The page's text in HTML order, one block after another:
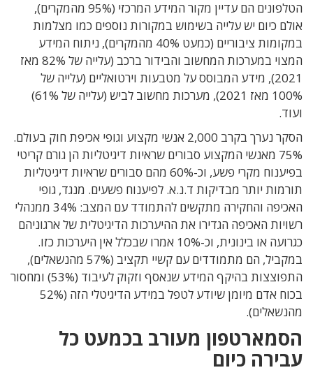
הטלפונים הם עדיין מקור המידע המרכזי (95% מהמקרים),
אולם כיום יש עלייה בשימוש במקורות נוספים כמו מצלמות
במקומות ציבוריים (כמעט 40% מהמקרים), ניתוח המידע
המצוי במערכות המחשוב והבידור ברכב (עלייה של 82% מאז
2021), מידע המבוסס על מטבעות וירטואליים (עלייה של
100% מאז 2021), מערכות מחשוב לביש (עלייה של 61%)
ועוד.
הסקר נערך בקרב 2,000 אנשי מקצוע וגופי אכיפת חוק בעולם.
75% מאנשי המקצוע סבורים שראיות דיגיטליות הן גורם קריטי
בפיענוח מקרי פשע, וכ-60% מהם סבורים שראיות דיגיטליות
תורמות יותר מבדיקות ד.נ.א. לפיענוח פשעים. מנגד, גופי
האכיפה והחקירה מתקשים להתמודד עם המצב: 34% ממנהלי
רשויות האכיפה הגדירו את ההיערכות הדיגיטלית של ארגוניהם
כגרועה או בינונית, וכ-10% אמרו שבכלל אין היערכות כזו.
במקביל, הם מתמודדים עם קשיי תקציב (57% מהנשאלים),
התפוצצות בהיקף המידע שנאסף וזקוק לעיבוד (53%) ומחסור
בכוח אדם מיומן שיודע לטפל במידע הדיגיטלי הזה (52%
מהנשאלים).
הסמארטפון מעורב בכמעט כל
עבירה כיום